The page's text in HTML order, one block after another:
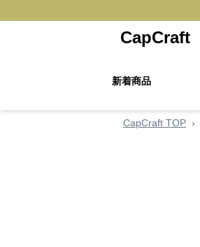
CapCraft
新着商品
CapCraft TOP ›